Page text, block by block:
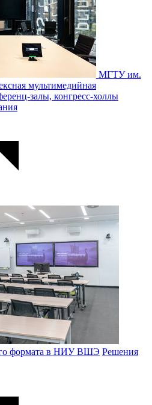
МГТУ им.
мультимедийная
залы, конгресс-холлы
формата в НИУ ВШЭ Решения